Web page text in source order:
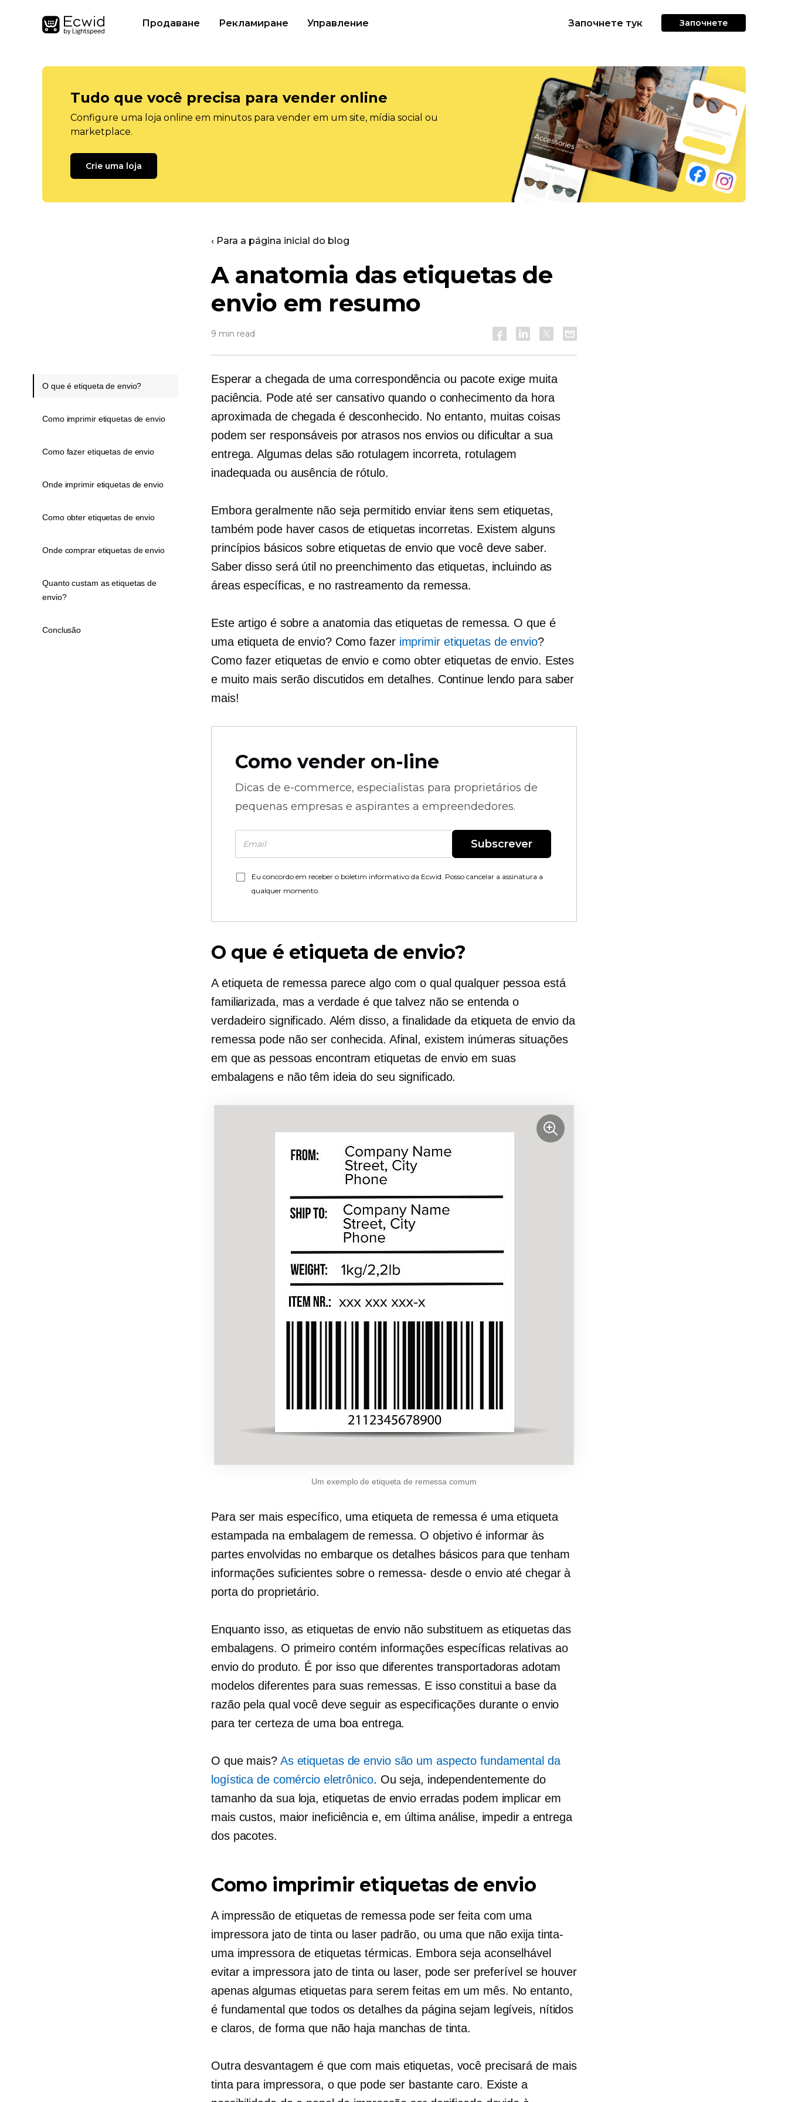
Продаване Рекламиране Управление Започнете тук Започнете
Tudo que você precisa para vender online
Configure uma loja online em minutos para vender em um site, mídia social ou
marketplace.
Crie uma loja
‹ Para a página inicial do blog
A anatomia das etiquetas de
envio em resumo
9 min read
Esperar a chegada de uma correspondência ou pacote exige muita
paciência. Pode até ser cansativo quando o conhecimento da hora
aproximada de chegada é desconhecido. No entanto, muitas coisas
podem ser responsáveis ​​por atrasos nos envios ou dificultar a sua
entrega. Algumas delas são rotulagem incorreta, rotulagem
inadequada ou ausência de rótulo.
Embora geralmente não seja permitido enviar itens sem etiquetas,
também pode haver casos de etiquetas incorretas. Existem alguns
princípios básicos sobre etiquetas de envio que você deve saber.
Saber disso será útil no preenchimento das etiquetas, incluindo as
áreas específicas, e no rastreamento da remessa.
Este artigo é sobre a anatomia das etiquetas de remessa. O que é
uma etiqueta de envio? Como fazer imprimir etiquetas de envio?
Como fazer etiquetas de envio e como obter etiquetas de envio. Estes
e muito mais serão discutidos em detalhes. Continue lendo para saber
mais!
Como vender on-line
Dicas de e-commerce, especialistas para proprietários de
pequenas empresas e aspirantes a empreendedores.
Subscrever
Eu concordo em receber o boletim informativo da Ecwid. Posso cancelar a assinatura a
qualquer momento.
O que é etiqueta de envio?
A etiqueta de remessa parece algo com o qual qualquer pessoa está
familiarizada, mas a verdade é que talvez não se entenda o
verdadeiro significado. Além disso, a finalidade da etiqueta de envio da
remessa pode não ser conhecida. Afinal, existem inúmeras situações
em que as pessoas encontram etiquetas de envio em suas
embalagens e não têm ideia do seu significado.
Um exemplo de etiqueta de remessa comum
Para ser mais específico, uma etiqueta de remessa é uma etiqueta
estampada na embalagem de remessa. O objetivo é informar às
partes envolvidas no embarque os detalhes básicos para que tenham
informações suficientes sobre o remessa- desde o envio até chegar à
porta do proprietário.
Enquanto isso, as etiquetas de envio não substituem as etiquetas das
embalagens. O primeiro contém informações específicas relativas ao
envio do produto. É por isso que diferentes transportadoras adotam
modelos diferentes para suas remessas. E isso constitui a base da
razão pela qual você deve seguir as especificações durante o envio
para ter certeza de uma boa entrega.
O que mais?As etiquetas de envio são um aspecto fundamental da
logística de comércio eletrônico. Ou seja, independentemente do
tamanho da sua loja, etiquetas de envio erradas podem implicar em
mais custos, maior ineficiência e, em última análise, impedir a entrega
dos pacotes.
Como imprimir etiquetas de envio
A impressão de etiquetas de remessa pode ser feita com uma
impressora jato de tinta ou laser padrão, ou uma que não exija tinta-
uma impressora de etiquetas térmicas. Embora seja aconselhável
evitar a impressora jato de tinta ou laser, pode ser preferível se houver
apenas algumas etiquetas para serem feitas em um mês. No entanto,
é fundamental que todos os detalhes da página sejam legíveis, nítidos
e claros, de forma que não haja manchas de tinta.
Outra desvantagem é que com mais etiquetas, você precisará de mais
tinta para impressora, o que pode ser bastante caro. Existe a
O que é etiqueta de envio?
Como imprimir etiquetas de envio
Como fazer etiquetas de envio
Onde imprimir etiquetas de envio
Como obter etiquetas de envio
Onde comprar etiquetas de envio
Quanto custam as etiquetas de
envio?
Conclusão